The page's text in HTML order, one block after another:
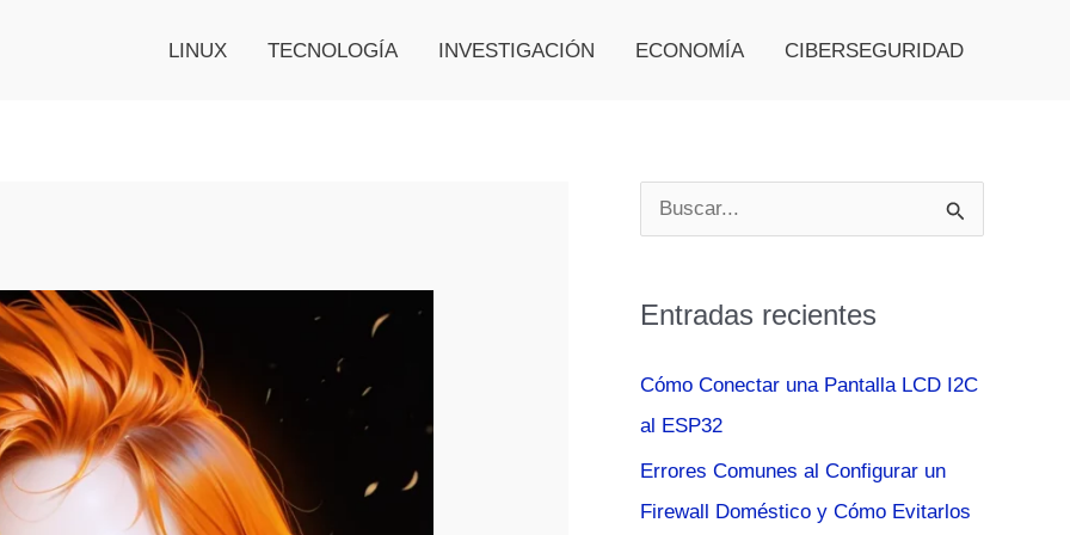
LINUX TECNOLOGÍA INVESTIGACIÓN ECONOMÍA CIBERSEGURIDAD
u
c
o
r
Entradas recientes
Cómo Conectar una Pantalla LCD I2C
al ESP32
Errores Comunes al Configurar un
Firewall Doméstico y Cómo Evitarlos